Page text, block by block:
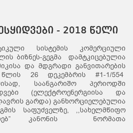
- 2018 წელი
სისტემის კომერციული
ბიზნეს-გეგმა დამტკიცებულია
და მდგრადი განვითარების
26 დეკემბრის #1-1/554
საანგარიშო პერიოდში
(ელექტროენერგიისა და
გარდა) განხორციელებულია
საფუძველზე, ,,სახელმწიფო
კანონის ნორმათა